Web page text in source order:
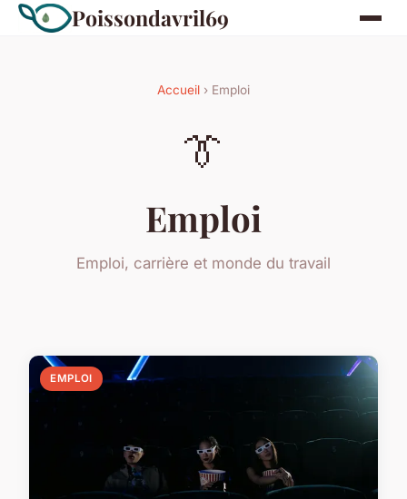
Poissondavril69
Accueil › Emploi
👔
Emploi
Emploi, carrière et monde du travail
EMPLOI